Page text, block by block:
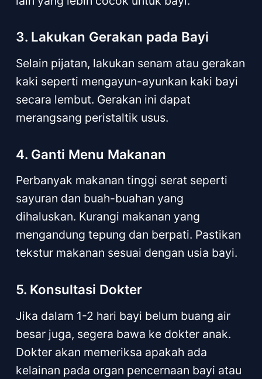
3. Lakukan Gerakan pada Bayi
Selain pijatan, lakukan senam atau gerakan
kaki seperti mengayun-ayunkan kaki bayi
secara lembut. Gerakan ini dapat
merangsang peristaltik usus.
4. Ganti Menu Makanan
Perbanyak makanan tinggi serat seperti
sayuran dan buah-buahan yang
dihaluskan. Kurangi makanan yang
mengandung tepung dan berpati. Pastikan
tekstur makanan sesuai dengan usia bayi.
5. Konsultasi Dokter
Jika dalam 1-2 hari bayi belum buang air
besar juga, segera bawa ke dokter anak.
Dokter akan memeriksa apakah ada
kelainan pada organ pencernaan bayi atau